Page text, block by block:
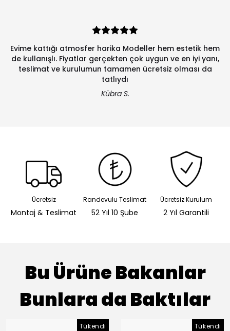
Evime kattığı atmosfer harika Modeller hem estetik hem
de kullanışlı. Fiyatlar gerçekten çok uygun ve en iyi yanı,
teslimat ve kurulumun tamamen ücretsiz olması da
tatlıydı
Kübra S.
Ücretsiz
Montaj & Teslimat
Randevulu Teslimat
52 Yıl 10 Şube
Ücretsiz Kurulum
2 Yıl Garantili
Bu Ürüne Bakanlar
Bunlara da Baktılar
Tükendi Tükendi